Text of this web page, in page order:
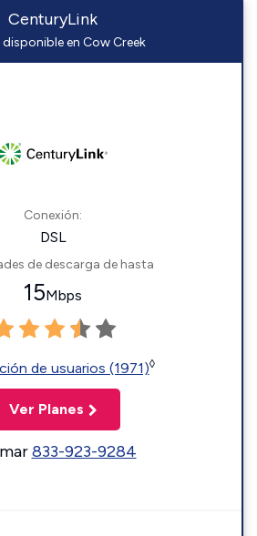
CenturyLink
en Cow Creek
Conexión:
DSL
de descarga de hasta
15Mbps
de usuarios (1971)◊
Ver Planes
833-923-9284